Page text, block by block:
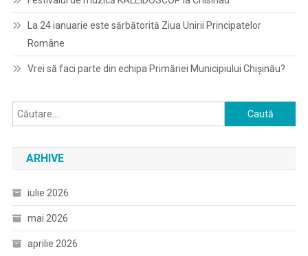
La 24 ianuarie este sărbătorită Ziua Unirii Principatelor
Române
Vrei să faci parte din echipa Primăriei Municipiului Chișinău?
Caută
după:
ARHIVE
iulie 2026
mai 2026
aprilie 2026